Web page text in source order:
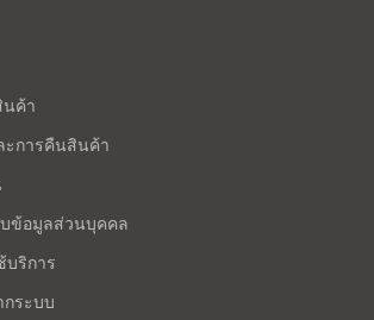
นค้า
ะการคืนสินค้า
ข้อมูลส่วนบุคคล
ริการ
ระบบ